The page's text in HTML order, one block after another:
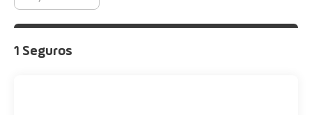
1 Seguros